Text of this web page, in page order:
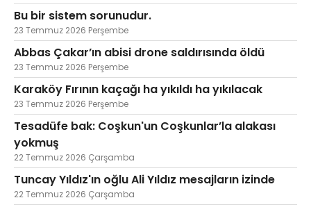
Bu bir sistem sorunudur.
23 Temmuz 2026 Perşembe
Abbas Çakar’ın abisi drone saldırısında öldü
23 Temmuz 2026 Perşembe
Karaköy Fırının kaçağı ha yıkıldı ha yıkılacak
23 Temmuz 2026 Perşembe
Tesadüfe bak: Coşkun'un Coşkunlar’la alakası
yokmuş
22 Temmuz 2026 Çarşamba
Tuncay Yıldız'ın oğlu Ali Yıldız mesajların izinde
22 Temmuz 2026 Çarşamba